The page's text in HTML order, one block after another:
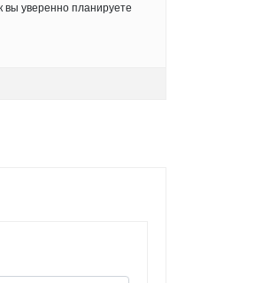
уверенно планируете